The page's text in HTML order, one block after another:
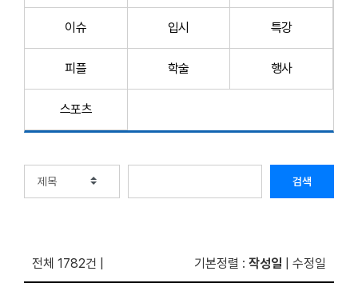
이슈 입시 특강
피플 학술 행사
스포츠
검색
전체 1782건 기본정렬 : 작성일 수정일